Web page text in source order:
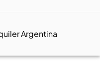
Argentina